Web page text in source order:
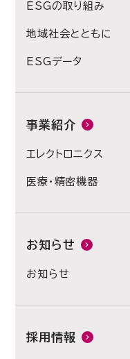
ESGの取り組み
地域社会とともに
ESGデータ
事業紹介
エレクトロニクス
医療・精密機器
お知らせ
お知らせ
採用情報